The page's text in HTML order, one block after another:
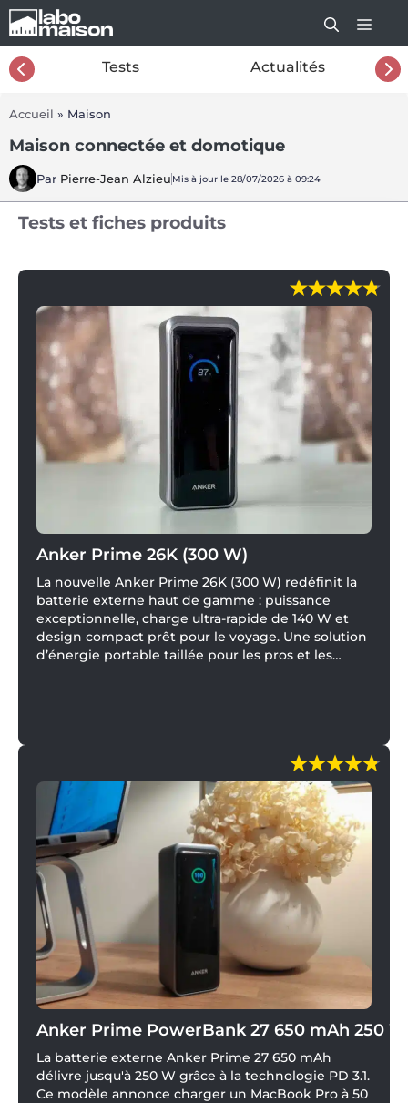
Aller
au
contenu
Tests Actualités
Accueil » Maison
Maison connectée et domotique
Par Pierre-Jean Alzieu Mis à jour le 28/07/2026 à 09:24
Tests et fiches produits
Anker Prime 26K (300 W)
La nouvelle Anker Prime 26K (300 W) redéfinit la
batterie externe haut de gamme : puissance
exceptionnelle, charge ultra-rapide de 140 W et
design compact prêt pour le voyage. Une solution
d’énergie portable taillée pour les pros et les
Anker Prime PowerBank 27 650 mAh 250 W
La batterie externe Anker Prime 27 650 mAh
délivre jusqu'à 250 W grâce à la technologie PD 3.1.
Ce modèle annonce charger un MacBook Pro à 50